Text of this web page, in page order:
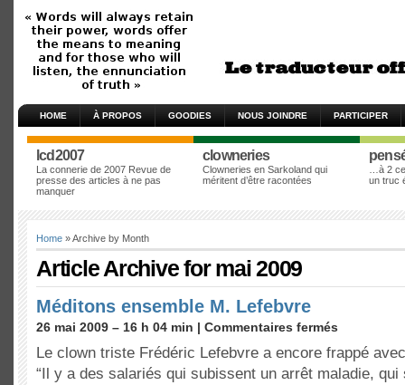
HOME À PROPOS GOODIES NOUS JOINDRE PARTICIPER
lcd2007
La connerie de 2007 Revue de
presse des articles à ne pas
manquer
clowneries
Clowneries en Sarkoland qui
méritent d’être racontées
…à 2
un truc
Home » Archive by Month
Article Archive for mai 2009
Méditons ensemble M. Lefebvre
26 mai 2009 – 16 h 04 min | Commentaires fermés
Le clown triste Frédéric Lefebvre a encore frappé
“Il y a des salariés qui subissent un arrêt maladie,